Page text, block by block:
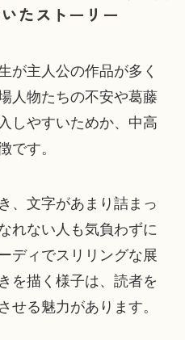
たストーリー
が主人公の作品が多く
人物たちの不安や葛藤
しやすいためか、中高
です。
、文字があまり詰まっ
れない人も気負わずに
ディでスリリングな展
を描く様子は、読者を
せる魅力があります。